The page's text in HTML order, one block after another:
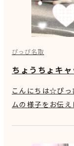
ぴっぴ名取
ちょうちょキ
こんにちは☆ぴっ
ムの様子をお伝え